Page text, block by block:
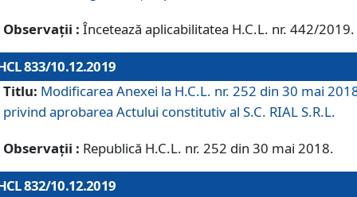
Observații : Încetează aplicabilitatea H.C.L. nr. 442/2019.
833/10.12.2019
Titlu: Modificarea Anexei la H.C.L. nr. 252 din 30 mai
privind aprobarea Actului constitutiv al S.C. RIAL S.R.L.
Observații : Republică H.C.L. nr. 252 din 30 mai 2018.
832/10.12.2019